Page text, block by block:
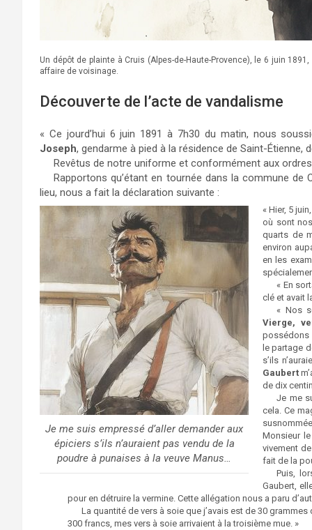
Un dépôt de plainte à Cruis (Alpes-de-Haute-Provence), le 6 juin
affaire de voisinage.
Découverte de l’acte de vandalisme
« Ce jourd’hui 6 juin 1891 à 7h30 du matin, nous
Joseph, gendarme à pied à la résidence de Saint-Étienne,
Revêtus de notre uniforme et conformément aux
Rapportons qu’étant en tournée dans la commune de
lieu, nous a fait la déclaration suivante :
Je me suis empressé d’aller demander aux
épiciers s’ils n’auraient pas vendu de la
poudre à punaises à la veuve Manus…
« Hier, 5
où sont
quarts de
environ
en les
« En
clé et avait
« Nos
Vierge,
possédons
le partage
s’ils
Gaubert
de dix
Je me
cela. Ce
Monsieur
vivement
fait de la
Puis,
Gaubert,
pour en détruire la vermine. Cette allégation nous a paru
La quantité de vers à soie que j’avais est de 30
300 francs, mes vers à soie arrivaient à la troisième mue. »